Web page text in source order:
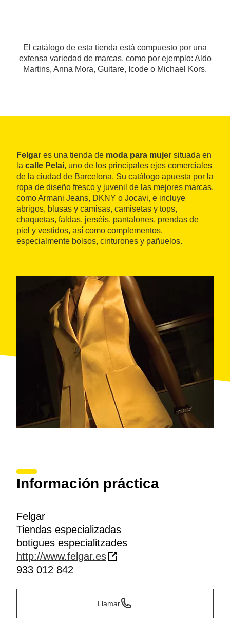
El catálogo de esta tienda está compuesto por una
extensa variedad de marcas, como por ejemplo: Aldo
Martins, Anna Mora, Guitare, Icode o Michael Kors.
Felgar es una tienda de moda para mujer situada en
la calle Pelai, uno de los principales ejes comerciales
de la ciudad de Barcelona. Su catálogo apuesta por la
ropa de diseño fresco y juvenil de las mejores marcas,
como Armani Jeans, DKNY o Jocavi, e incluye
abrigos, blusas y camisas, camisetas y tops,
chaquetas, faldas, jerséis, pantalones, prendas de
piel y vestidos, así como complementos,
especialmente bolsos, cinturones y pañuelos.
Información práctica
Felgar
Tiendas especializadas
botigues especialitzades
http://www.felgar.es
933 012 842
Llamar